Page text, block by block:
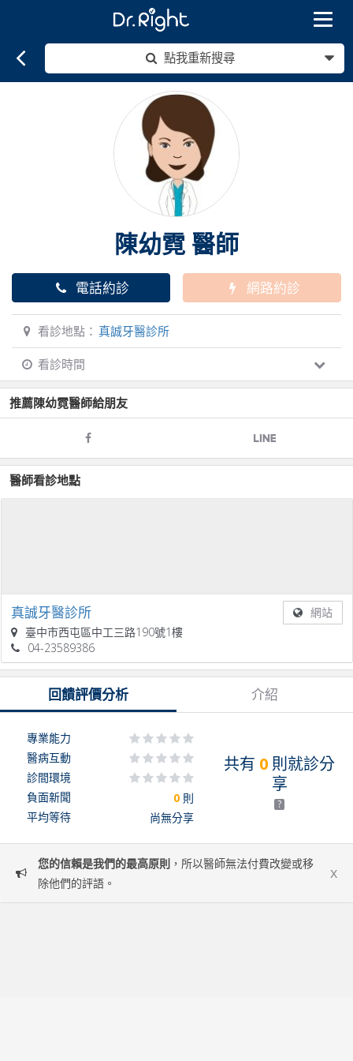
Toggle
點我重新搜尋
陳幼霓 醫師
電話約診 網路約診
看診地點： 真誠牙醫診所
看診時間
推薦陳幼霓醫師給朋友
醫師看診地點
真誠牙醫診所
網站
臺中市西屯區中工三路190號1樓
04-23589386
回饋評價分析 介紹
共有 0 則就診分
享
?
專業能力
醫病互動
診間環境
負面新聞
0 則
平均等待
尚無分享
您的信賴是我們的最高原則 ，所以醫師無法付費改變或移
除他們的評語。
x